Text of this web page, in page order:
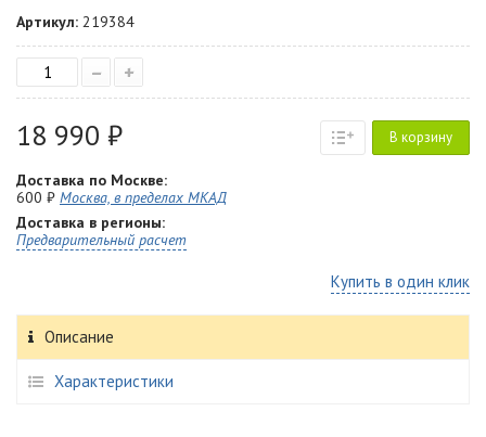
Артикул: 219384
– +
18 990 ₽ В корзину
Доставка по Москве:
600 ₽ Москва, в пределах МКАД
Доставка в регионы:
Предварительный расчет
Купить в один клик
Описание
Характеристики